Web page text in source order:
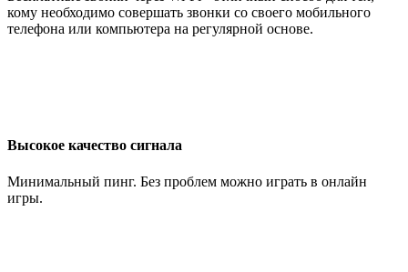
кому необходимо совершать звонки со своего мобильного
телефона или компьютера на регулярной основе.
Высокое качество сигнала
Минимальный пинг. Без проблем можно играть в онлайн
игры.